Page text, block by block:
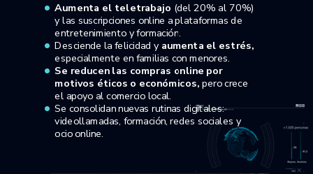
Aumenta el teletrabajo (del 20% al 70%)
y las suscripciones online a plataformas de
entretenimiento y formación.
Desciende la felicidad y aumenta el estrés,
especialmente en familias con menores.
Se reducen las compras online por
motivos éticos o económicos, pero crece
el apoyo al comercio local.
Se consolidan nuevas rutinas digitales:
videollamadas, formación, redes sociales y
ocio online.